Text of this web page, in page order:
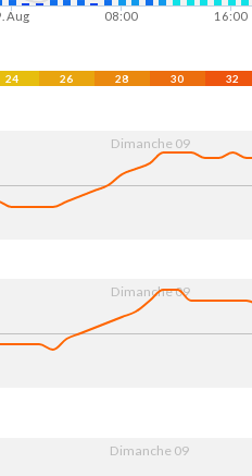
Aug 08:00 16:00
24 26 28 30 32
Dimanche 09
Dimanche 09
Dimanche 09